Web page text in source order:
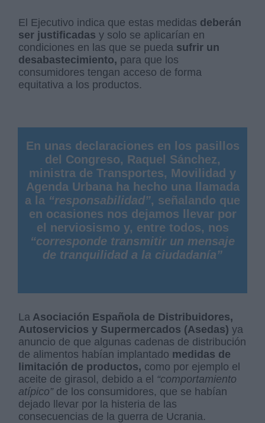
El Ejecutivo indica que estas medidas deberán
ser justificadas y solo se aplicarían en
condiciones en las que se pueda sufrir un
desabastecimiento, para que los
consumidores tengan acceso de forma
equitativa a los productos.
En unas declaraciones en los pasillos
del Congreso, Raquel Sánchez,
ministra de Transportes, Movilidad y
Agenda Urbana ha hecho una llamada
a la “responsabilidad”, señalando que
en ocasiones nos dejamos llevar por
el nerviosismo y, entre todos, nos
“corresponde transmitir un mensaje
de tranquilidad a la ciudadanía”
La Asociación Española de Distribuidores,
Autoservicios y Supermercados (Asedas) ya
anuncio de que algunas cadenas de distribución
de alimentos habían implantado medidas de
limitación de productos, como por ejemplo el
aceite de girasol, debido a el “comportamiento
atípico”de los consumidores, que se habían
dejado llevar por la histeria de las
consecuencias de la guerra de Ucrania.